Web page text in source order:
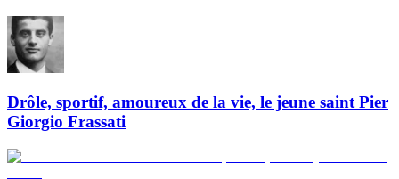
Drôle, sportif, amoureux de la vie, le jeune saint Pier
Giorgio Frassati